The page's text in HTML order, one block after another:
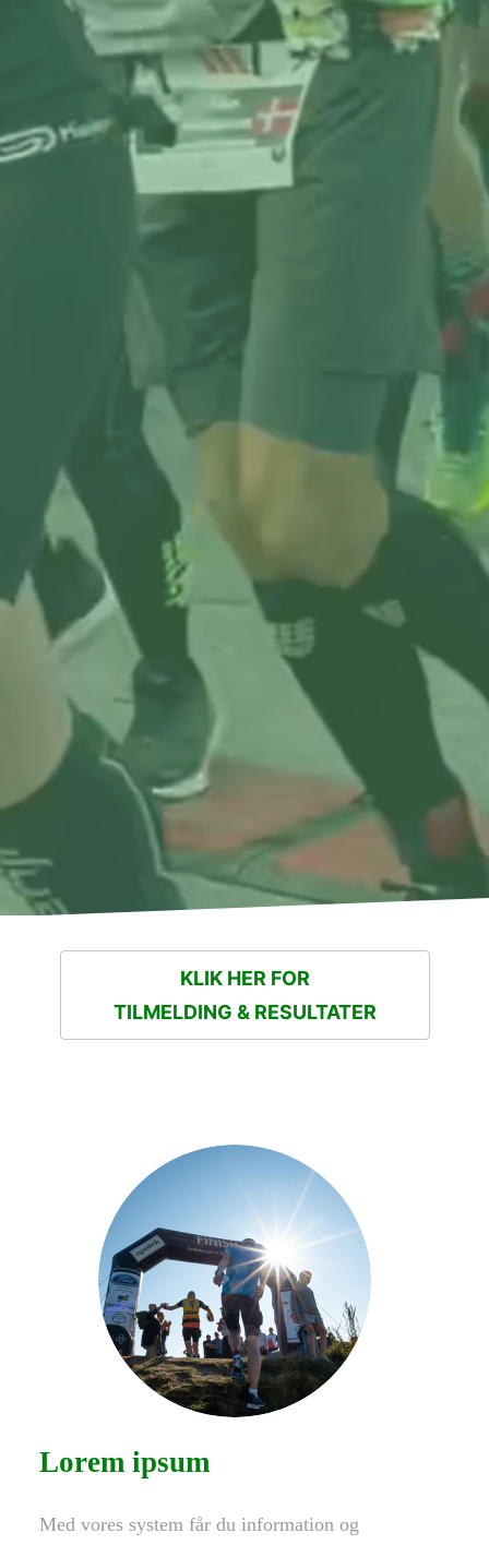
KLIK HER FOR
TILMELDING & RESULTATER
Lorem ipsum
Med vores system får du information og